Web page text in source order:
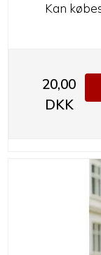
Kan
20,00
DKK